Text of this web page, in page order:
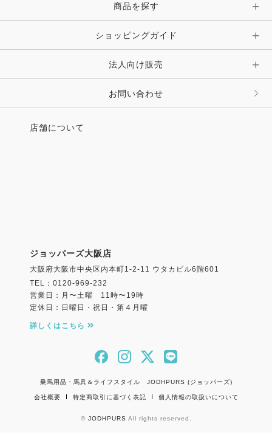
商品を探す
ショッピングガイド
法人向け販売
お問い合わせ
店舗について
ジョッパーズ大阪店
大阪府大阪市中央区内本町1-2-11 ウタカビル6階601
TEL：0120-969-232
営業日：月〜土曜 11時〜19時
定休日：日曜日・祝日・第４月曜
詳しくはこちら
乗馬用品・馬具＆ライフスタイル JODHPURS (ジョッパーズ)
会社概要 特定商取引に基づく表記 個人情報の取扱いについて
© JODHPURS All rights reserved.